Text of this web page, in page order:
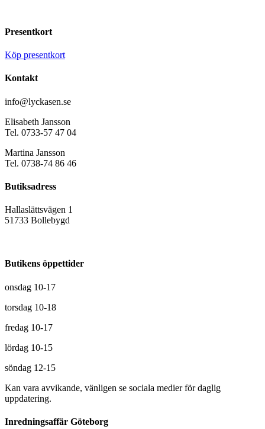
Presentkort
Köp presentkort
Kontakt
info@lyckasen.se
Elisabeth Jansson
Tel. 0733-57 47 04
Martina Jansson
Tel. 0738-74 86 46
Butiksadress
Hallaslättsvägen 1
51733 Bollebygd
Butikens öppettider
onsdag 10-17
torsdag 10-18
fredag 10-17
lördag 10-15
söndag 12-15
Kan vara avvikande, vänligen se sociala medier för daglig
uppdatering.
Inredningsaffär Göteborg